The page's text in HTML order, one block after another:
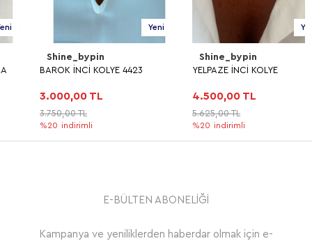
Shine_bypin
BAROK İNCİ KOLYE 4423
3.000,00 TL
3.750,00 TL
indirimli
Shine_bypin
YELPAZE İNCİ KOLYE
4.500,00 TL
5.625,00 TL
indirimli
E-BÜLTEN ABONELİĞİ
Kampanya ve yeniliklerden haberdar olmak için e-